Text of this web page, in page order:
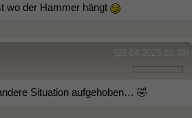
wo der Hammer hängt
(28.04.2025 16:48)
Situation aufgehoben… 🤣